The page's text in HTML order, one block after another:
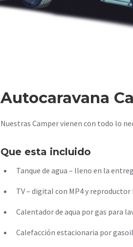
Autocaravana
Nuestras Camper vienen con todo lo
Que esta incluido
Tanque de agua – lleno en la
TV – digital con MP4 y reproductor
Calentador de aqua por gas para
Calefacción estacionaria por gasoil